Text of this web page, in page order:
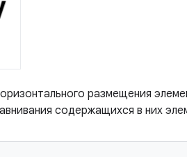
размещения
содержащихся в них